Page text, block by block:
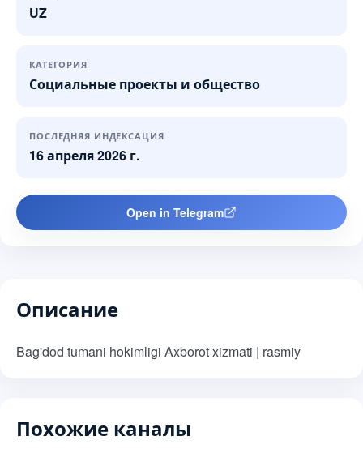
UZ
КАТЕГОРИЯ
Социальные проекты и общество
ПОСЛЕДНЯЯ ИНДЕКСАЦИЯ
16 апреля 2026 г.
Open in Telegram
Описание
Bag'dod tumani hokimligi Axborot xizmati | rasmiy
Похожие каналы